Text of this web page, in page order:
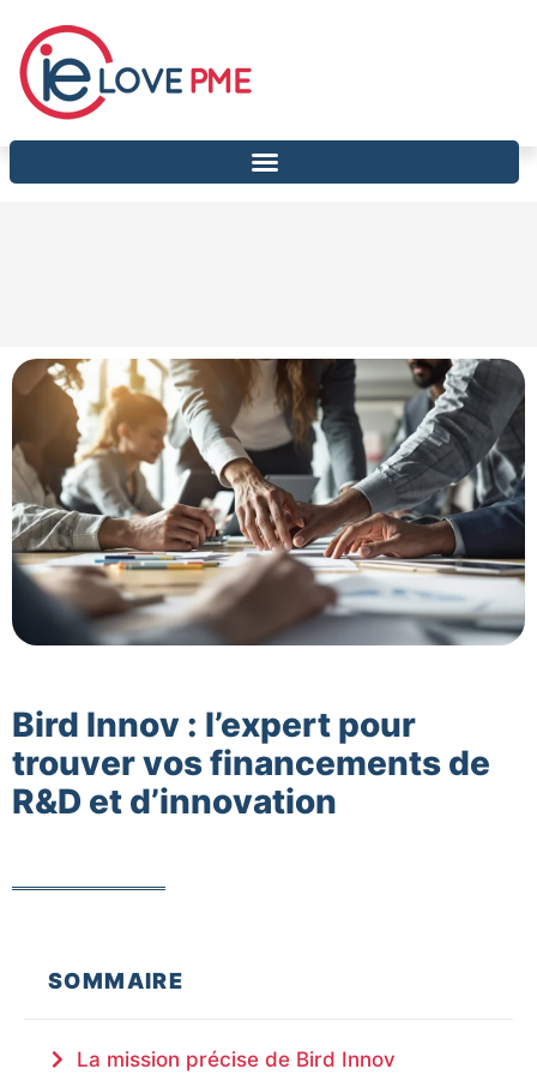
Bird Innov : l’expert pour
trouver vos financements de
R&D et d’innovation
SOMMAIRE
La mission précise de Bird Innov